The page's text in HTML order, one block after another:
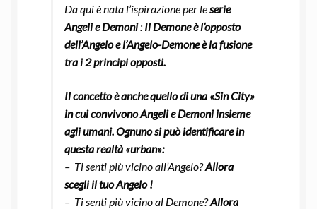
Da qui è nata l’ispirazione per leserie
Angeli e Demoni: Il Demone è l’opposto
dell’Angelo e l’Angelo-Demone è la fusione
tra i 2 principi opposti.
Il concetto è anche quello di una «Sin City»
in cui convivono Angeli e Demoni insieme
agli umani. Ognuno si può identificare in
questa realtà «urban»:
– Ti senti più vicino all’Angelo?Allora
scegli il tuo Angelo !
– Ti senti più vicino al Demone?Allora